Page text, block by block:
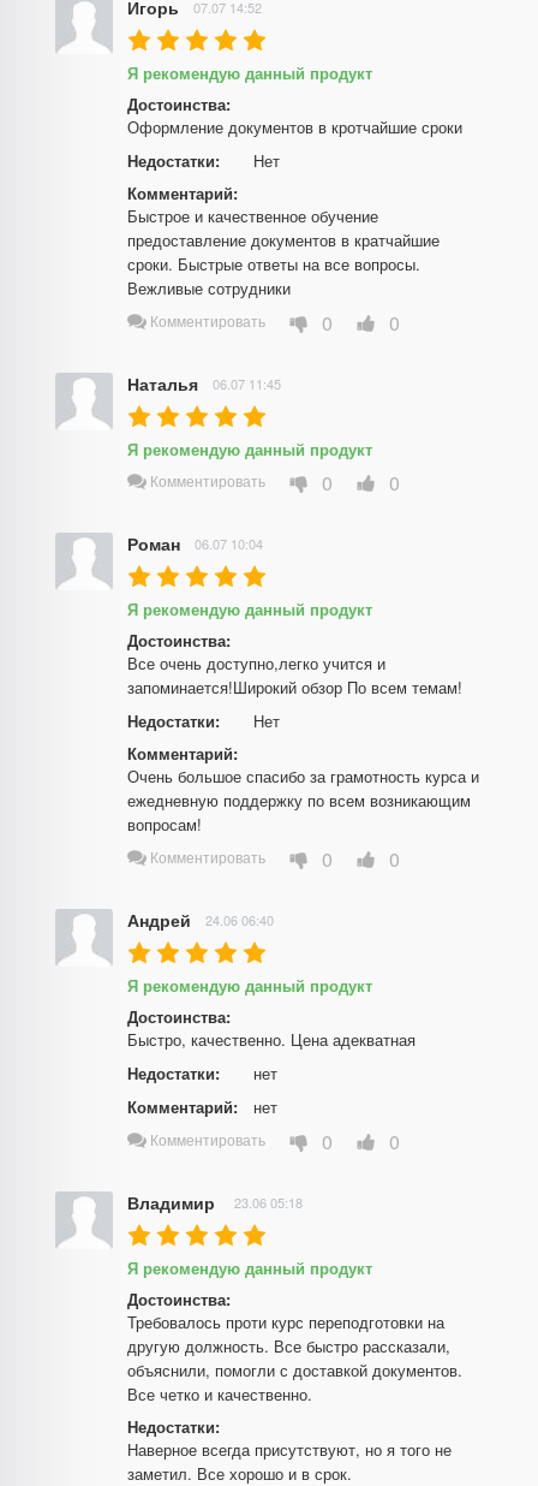
Игорь 07.07 14:52
Я рекомендую данный продукт
Достоинства:
Оформление документов в кротчайшие сроки
Недостатки:
Нет
Комментарий:
Быстрое и качественное обучение
предоставление документов в кратчайшие
сроки. Быстрые ответы на все вопросы.
Вежливые сотрудники
Комментировать 0 0
Наталья 06.07 11:45
Я рекомендую данный продукт
Комментировать 0 0
Роман 06.07 10:04
Я рекомендую данный продукт
Достоинства:
Все очень доступно,легко учится и
запоминается!Широкий обзор По всем темам!
Недостатки:
Нет
Комментарий:
Очень большое спасибо за грамотность курса и
ежедневную поддержку по всем возникающим
вопросам!
Комментировать 0 0
Андрей 24.06 06:40
Я рекомендую данный продукт
Достоинства:
Быстро, качественно. Цена адекватная
Недостатки:
нет
Комментарий:
нет
Комментировать 0 0
Владимир 23.06 05:18
Я рекомендую данный продукт
Достоинства:
Требовалось проти курс переподготовки на
другую должность. Все быстро рассказали,
объяснили, помогли с доставкой документов.
Все четко и качественно.
Недостатки:
Наверное всегда присутствуют, но я того не
заметил. Все хорошо и в срок.